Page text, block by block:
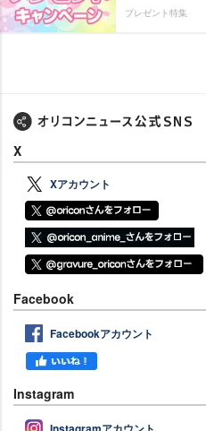
プレゼント特集
X
Xアカウント
Facebook
Facebookアカウント
Instagram